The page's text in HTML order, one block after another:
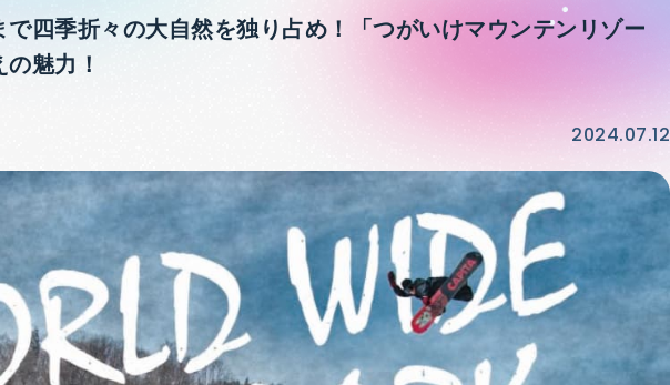
で四季折々の大自然を独り占め！「つがいけマウンテンリゾー
魅力！
2024.07.12